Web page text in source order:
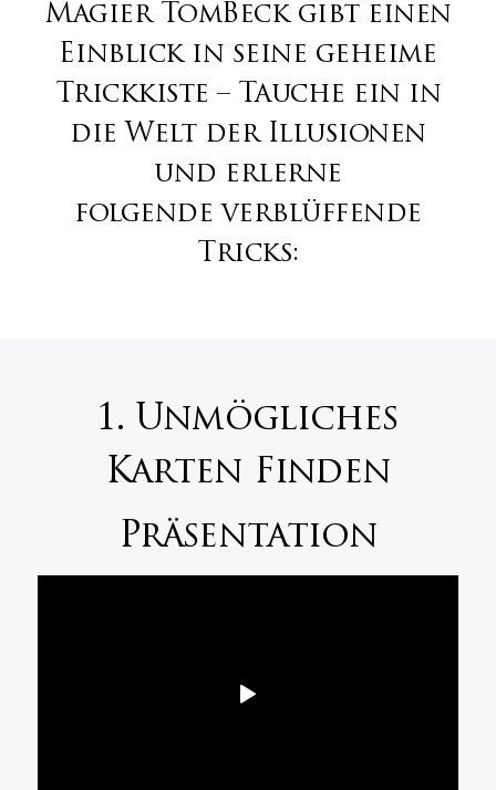
Magier TomBeck gibt einen
Einblick in seine geheime
Trickkiste – Tauche ein in
die Welt der Illusionen
und erlerne
folgende verblüffende
Tricks:
1. Unmögliches
Karten Finden
Präsentation